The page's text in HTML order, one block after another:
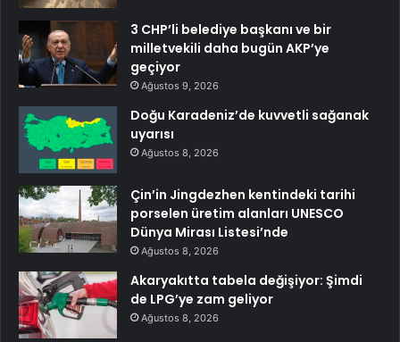
3 CHP’li belediye başkanı ve bir
milletvekili daha bugün AKP’ye
geçiyor
Ağustos 9, 2026
Doğu Karadeniz’de kuvvetli sağanak
uyarısı
Ağustos 8, 2026
Çin’in Jingdezhen kentindeki tarihi
porselen üretim alanları UNESCO
Dünya Mirası Listesi’nde
Ağustos 8, 2026
Akaryakıtta tabela değişiyor: Şimdi
de LPG’ye zam geliyor
Ağustos 8, 2026